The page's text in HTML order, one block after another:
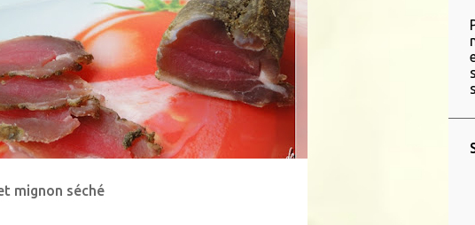
mignon séché
CHARCUTERIE PORC VIANDE
+
SÉCHÉE